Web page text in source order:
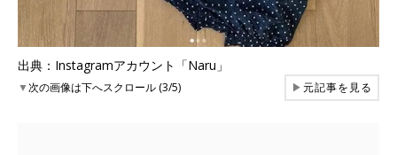
出典：Instagramアカウント「Naru」
▼次の画像は下へスクロール (3/5) ▶元記事を見る